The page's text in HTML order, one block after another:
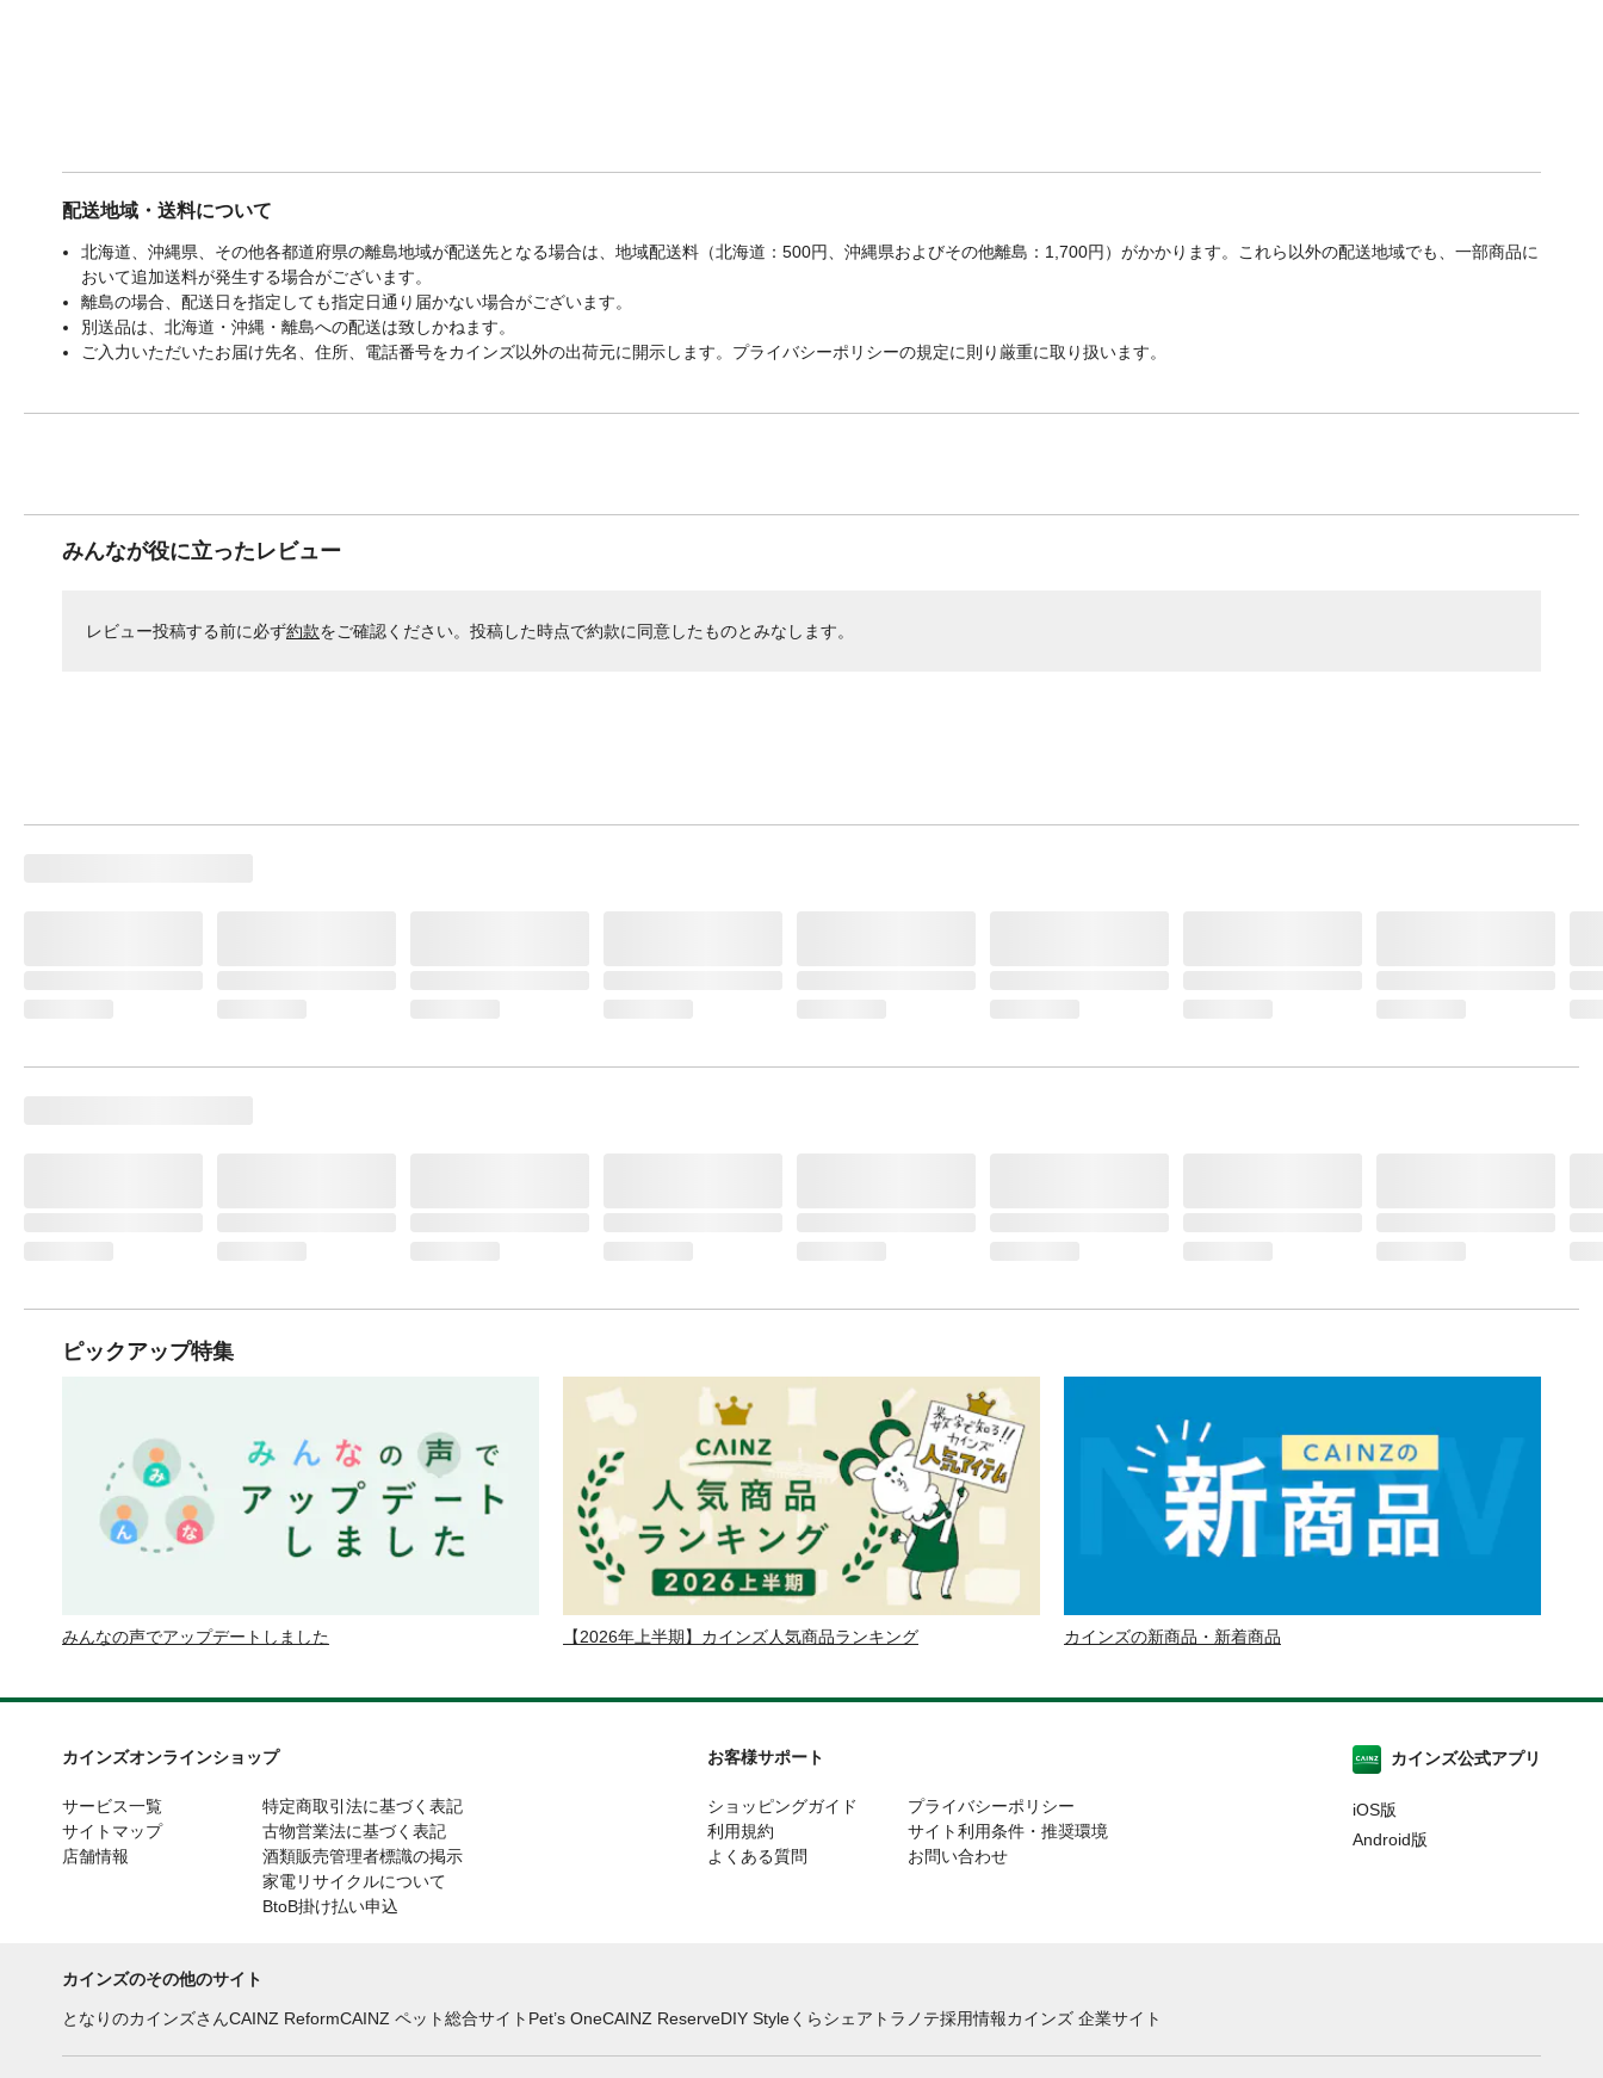
配送地域・送料について
北海道、沖縄県、その他各都道府県の離島地域が配送先となる場合は、地域配送料（北海道：500円、沖縄県およびその他離島：1,700円）がかかります。これら以外の配送地域でも、一部商品に
おいて追加送料が発生する場合がございます。
離島の場合、配送日を指定しても指定日通り届かない場合がございます。
別送品は、北海道・沖縄・離島への配送は致しかねます。
ご入力いただいたお届け先名、住所、電話番号をカインズ以外の出荷元に開示します。プライバシーポリシーの規定に則り厳重に取り扱います。
みんなが役に立ったレビュー
レビュー投稿する前に必ず約款をご確認ください。投稿した時点で約款に同意したものとみなします。
ピックアップ特集
みんなの声でアップデートしました 【2026年上半期】カインズ人気商品ランキング カインズの新商品・新着商品
カインズオンラインショップ
サービス一覧
サイトマップ
店舗情報
特定商取引法に基づく表記
古物営業法に基づく表記
酒類販売管理者標識の掲示
家電リサイクルについて
BtoB掛け払い申込
お客様サポート
ショッピングガイド
利用規約
よくある質問
プライバシーポリシー
サイト利用条件・推奨環境
お問い合わせ
カインズ公式アプリ
iOS版
Android版
カインズのその他のサイト
となりのカインズさんCAINZ ReformCAINZ ペット総合サイト Pet’s OneCAINZ ReserveDIY Styleくらシェア トラノテ採用情報カインズ 企業サイト